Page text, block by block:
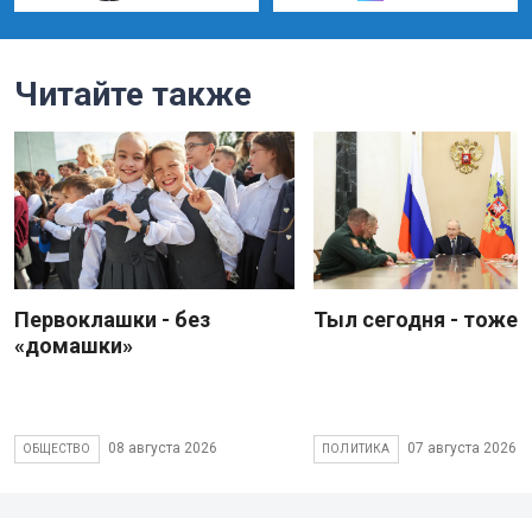
Читайте также
Первоклашки - без
«домашки»
ОБЩЕСТВО 08 августа 2026
Тыл сегодня - тоже
ПОЛИТИКА 07 августа 2026